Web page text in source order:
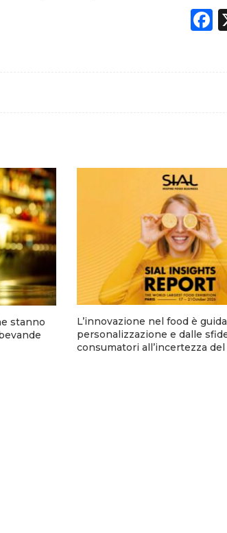
stanno
L’innovazione nel food è
personalizzazione e dalle
consumatori all’incertezza